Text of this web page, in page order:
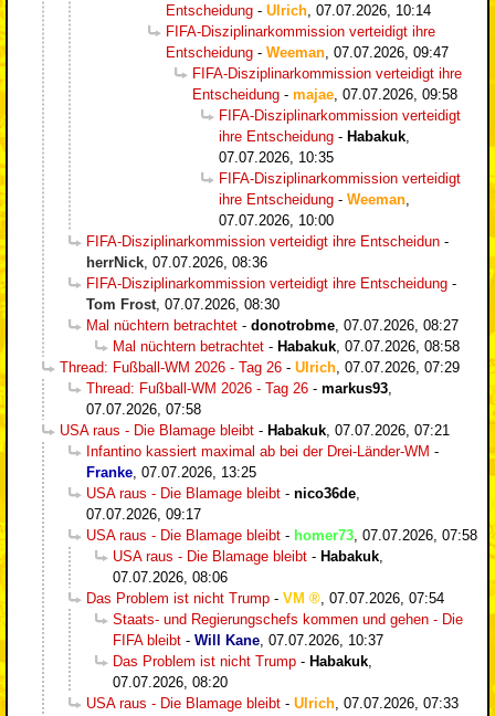
Entscheidung - Ulrich 07.07.2026, 10:14
FIFA-Disziplinarkommission verteidigt ihre
Entscheidung - Weeman 07.07.2026, 09:47
FIFA-Disziplinarkommission verteidigt ihre
Entscheidung - majae 07.07.2026, 09:58
FIFA-Disziplinarkommission verteidigt
ihre Entscheidung - Habakuk
07.07.2026, 10:35
FIFA-Disziplinarkommission verteidigt
ihre Entscheidung - Weeman
07.07.2026, 10:00
FIFA-Disziplinarkommission verteidigt ihre Entscheidun -
herrNick 07.07.2026, 08:36
FIFA-Disziplinarkommission verteidigt ihre Entscheidung -
Tom Frost 07.07.2026, 08:30
Mal nüchtern betrachtet - donotrobme 07.07.2026, 08:27
Mal nüchtern betrachtet - Habakuk 07.07.2026, 08:58
Thread: Fußball-WM 2026 - Tag 26 - Ulrich 07.07.2026, 07:29
Thread: Fußball-WM 2026 - Tag 26 - markus93
07.07.2026, 07:58
USA raus - Die Blamage bleibt - Habakuk 07.07.2026, 07:21
Infantino kassiert maximal ab bei der Drei-Länder-WM -
Franke 07.07.2026, 13:25
USA raus - Die Blamage bleibt - nico36de
07.07.2026, 09:17
USA raus - Die Blamage bleibt - homer73 07.07.2026, 07:58
USA raus - Die Blamage bleibt - Habakuk
07.07.2026, 08:06
Das Problem ist nicht Trump - VM
07.07.2026, 07:54
Staats- und Regierungschefs kommen und gehen - Die
FIFA bleibt - Will Kane 07.07.2026, 10:37
Das Problem ist nicht Trump - Habakuk
07.07.2026, 08:20
USA raus - Die Blamage bleibt - Ulrich 07.07.2026, 07:33